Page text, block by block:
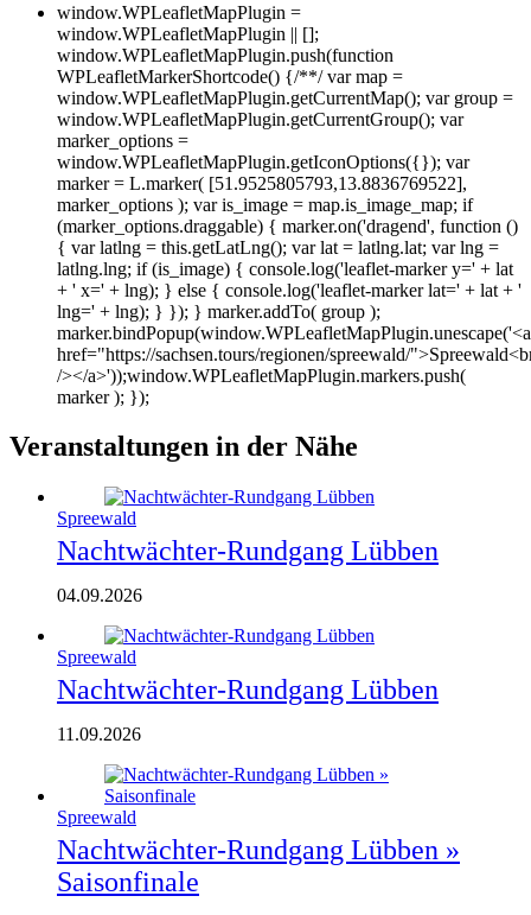
window.WPLeafletMapPlugin =
window.WPLeafletMapPlugin || [];
window.WPLeafletMapPlugin.push(function
WPLeafletMarkerShortcode() {/**/ var map =
window.WPLeafletMapPlugin.getCurrentMap(); var group =
window.WPLeafletMapPlugin.getCurrentGroup(); var
marker_options =
window.WPLeafletMapPlugin.getIconOptions({}); var
marker = L.marker( [51.9525805793,13.8836769522],
marker_options ); var is_image = map.is_image_map; if
(marker_options.draggable) { marker.on('dragend', function ()
{ var latlng = this.getLatLng(); var lat = latlng.lat; var lng =
latlng.lng; if (is_image) { console.log('leaflet-marker y=' + lat
+ ' x=' + lng); } else { console.log('leaflet-marker lat=' + lat + '
lng=' + lng); } }); } marker.addTo( group );
marker.bindPopup(window.WPLeafletMapPlugin.unescape('<a
href="https://sachsen.tours/regionen/spreewald/
/></a>'));window.WPLeafletMapPlugin.markers.push(
marker ); });
Veranstaltungen in der Nähe
Spreewald
Nachtwächter-Rundgang Lübben
04.09.2026
Spreewald
Nachtwächter-Rundgang Lübben
11.09.2026
Spreewald
Nachtwächter-Rundgang Lübben »
Saisonfinale